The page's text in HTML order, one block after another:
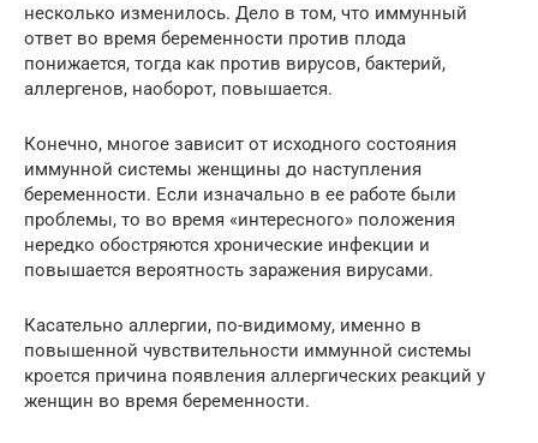
несколько изменилось. Дело в том, что иммунный
ответ во время беременности против плода
понижается, тогда как против вирусов, бактерий,
аллергенов, наоборот, повышается.
Конечно, многое зависит от исходного состояния
иммунной системы женщины до наступления
беременности. Если изначально в ее работе были
проблемы, то во время «интересного» положения
нередко обостряются хронические инфекции и
повышается вероятность заражения вирусами.
Касательно аллергии, по-видимому, именно в
повышенной чувствительности иммунной системы
кроется причина появления аллергических реакций у
женщин во время беременности.